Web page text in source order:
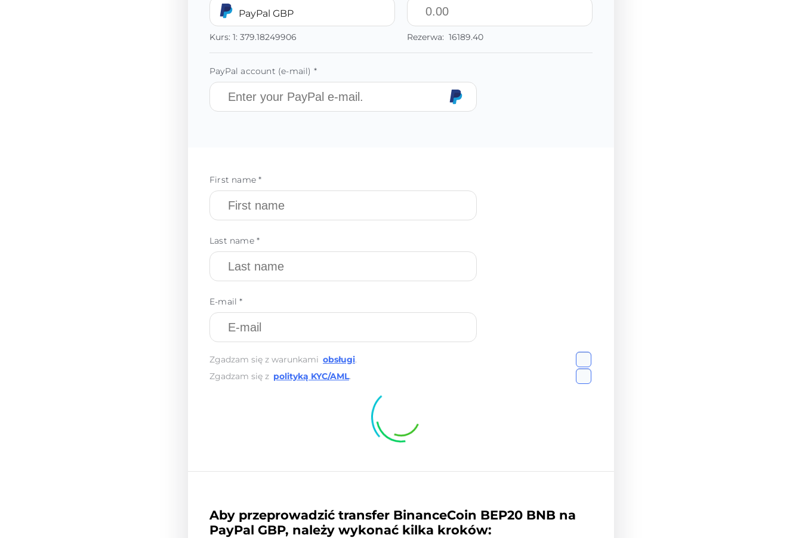
PayPal GBP
Kurs: 1: 379.18249906 Rezerwa: 16189.40
PayPal account (e-mail) *
First name *
Last name *
E-mail *
Zgadzam się z warunkami obsługi.
Zgadzam się z polityką KYC/AML.
Aby przeprowadzić transfer BinanceCoin BEP20 BNB na
PayPal GBP, należy wykonać kilka kroków: